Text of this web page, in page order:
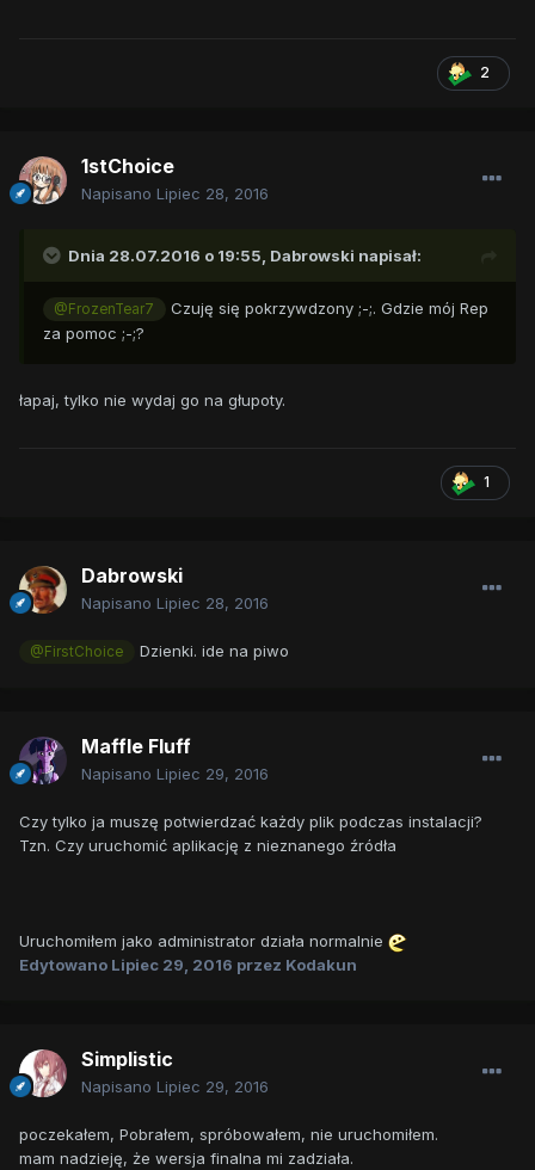
2
1stChoice
Napisano Lipiec 28, 2016
Dnia 28.07.2016 o 19:55, Dabrowski napisał:
@FrozenTear7
Czuję się pokrzywdzony ;-;. Gdzie mój Rep
za pomoc ;-;?
łapaj, tylko nie wydaj go na głupoty.
1
Dabrowski
Napisano Lipiec 28, 2016
@FirstChoice Dzienki. ide na piwo
Maffle Fluff
Napisano Lipiec 29, 2016
Czy tylko ja muszę potwierdzać każdy plik podczas instalacji?
Tzn. Czy uruchomić aplikację z nieznanego źródła
Uruchomiłem jako administrator działa normalnie
Edytowano Lipiec 29, 2016 przez Kodakun
Simplistic
Napisano Lipiec 29, 2016
poczekałem, Pobrałem, spróbowałem, nie uruchomiłem.
mam nadzieję, że wersja finalna mi zadziała.